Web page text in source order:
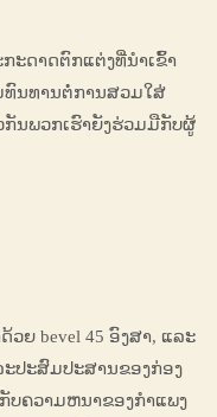
ະດາດຕົກແຕ່ງທີ່ນໍາເຂົ້າ
ທົນທານຕໍ່ການສວມໃສ່
ນພວກເຮົາຍັງຮ່ວມມືກັບຜູ້
ຍ bevel 45 ອົງສາ, ແລະ
ະປະສົມປະສານຂອງກ່ອງ
ຄວາມຫນາຂອງກໍາແພງ